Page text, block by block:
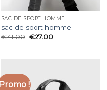
SAC DE SPORT HOMME
sac de sport homme
€41.00 €27.00
Promo !